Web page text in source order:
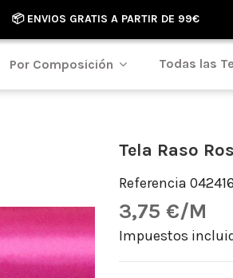
📦 ENVIOS GRATIS A PARTIR DE 99€
Por Composición Todas las
Tela Raso
Referencia 042416
3,75 €/M
Impuestos